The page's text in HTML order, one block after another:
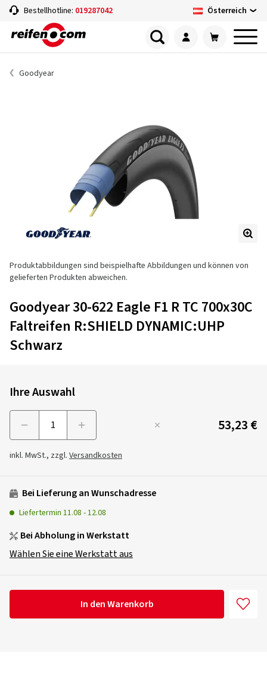
Bestellhotline: 019287042 Österreich
Goodyear
Produktabbildungen sind beispielhafte Abbildungen und können von
gelieferten Produkten abweichen.
Goodyear 30-622 Eagle F1 R TC 700x30C
Faltreifen R:SHIELD DYNAMIC:UHP
Schwarz
Ihre Auswahl
53,23 €
inkl. MwSt., zzgl. Versandkosten
Bei Lieferung an Wunschadresse
Liefertermin 11.08 -12.08
Bei Abholung in Werkstatt
Wählen Sie eine Werkstatt aus
In den Warenkorb